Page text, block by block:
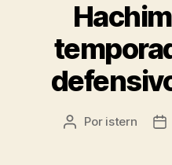
Autor
Por istern